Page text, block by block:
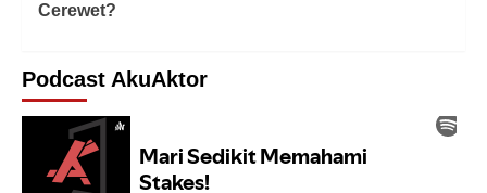
Cerewet?
Podcast AkuAktor